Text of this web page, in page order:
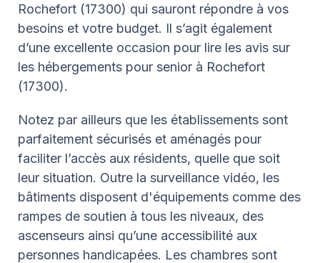
Rochefort (17300) qui sauront répondre à vos
besoins et votre budget. Il s’agit également
d’une excellente occasion pour lire les avis sur
les hébergements pour senior à Rochefort
(17300).
Notez par ailleurs que les établissements sont
parfaitement sécurisés et aménagés pour
faciliter l’accès aux résidents, quelle que soit
leur situation. Outre la surveillance vidéo, les
bâtiments disposent d'équipements comme des
rampes de soutien à tous les niveaux, des
ascenseurs ainsi qu’une accessibilité aux
personnes handicapées. Les chambres sont